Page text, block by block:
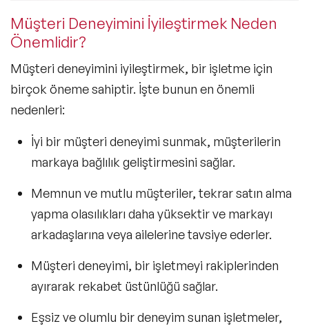
Müşteri Deneyimini İyileştirmek Neden
Önemlidir?
Müşteri deneyimini iyileştirmek, bir işletme için
birçok öneme sahiptir. İşte bunun en önemli
nedenleri:
İyi bir müşteri deneyimi sunmak, müşterilerin
markaya bağlılık geliştirmesini sağlar.
Memnun ve mutlu müşteriler, tekrar satın alma
yapma olasılıkları daha yüksektir ve markayı
arkadaşlarına veya ailelerine tavsiye ederler.
Müşteri deneyimi, bir işletmeyi rakiplerinden
ayırarak rekabet üstünlüğü sağlar.
Eşsiz ve olumlu bir deneyim sunan işletmeler,